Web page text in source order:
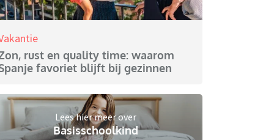
rust en quality time: waarom
favoriet blijft bij gezinnen
Lees hier meer over
Basisschoolkind